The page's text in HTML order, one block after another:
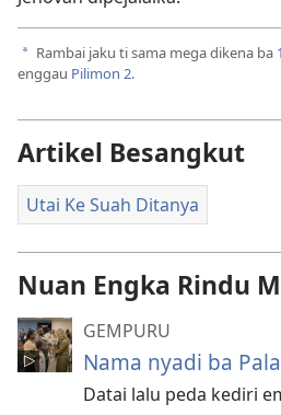
a Rambai jaku ti sama mega dikena ba
enggau Pilimon 2.
Artikel Besangkut
Utai Ke Suah Ditanya
Nuan Engka Rindu
GEMPURU
Nama nyadi ba
Datai lalu peda kediri